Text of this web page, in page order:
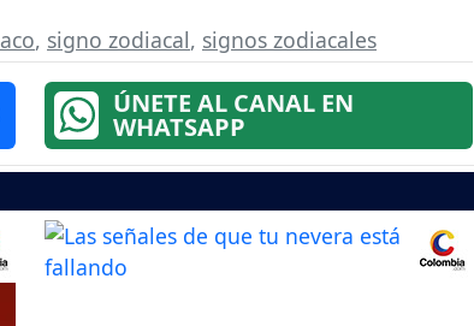
, signo zodiacal, signos zodiacales
ÚNETE AL CANAL EN
WHATSAPP